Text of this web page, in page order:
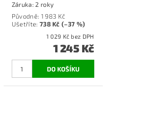
Záruka: 2 roky
Původně: 1 983 Kč
Ušetříte: 738 Kč (–37 %)
1 029 Kč bez DPH
1 245 Kč